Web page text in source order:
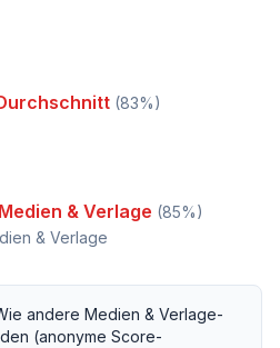
(83%)
& Verlage (85%)
& Verlage
andere Medien & Verlage-
(anonyme Score-